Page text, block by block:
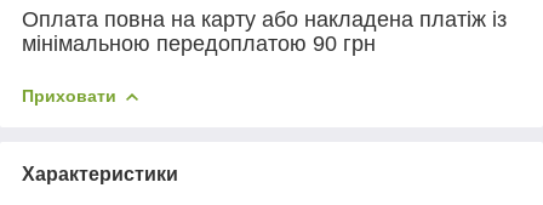
Оплата повна на карту або накладена платіж із
мінімальною передоплатою 90 грн
Приховати
Характеристики